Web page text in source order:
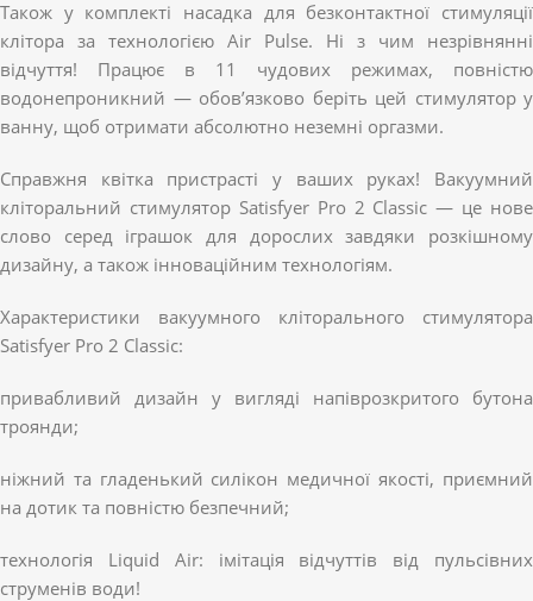
Також у комплекті насадка для безконтактної стимуляції
клітора за технологією Air Pulse. Ні з чим незрівнянні
відчуття! Працює в 11 чудових режимах, повністю
водонепроникний — обов’язково беріть цей стимулятор у
ванну, щоб отримати абсолютно неземні оргазми.
Справжня квітка пристрасті у ваших руках! Вакуумний
кліторальний стимулятор Satisfyer Pro 2 Classic — це нове
слово серед іграшок для дорослих завдяки розкішному
дизайну, а також інноваційним технологіям.
Характеристики вакуумного кліторального стимулятора
Satisfyer Pro 2 Classic:
привабливий дизайн у вигляді напіврозкритого бутона
троянди;
ніжний та гладенький силікон медичної якості, приємний
на дотик та повністю безпечний;
технологія Liquid Air: імітація відчуттів від пульсівних
струменів води!